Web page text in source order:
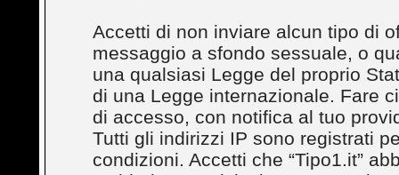
Accetti di non inviare alcun tipo di
messaggio a sfondo sessuale, o
una qualsiasi Legge del proprio
di una Legge internazionale. Fare
di accesso, con notifica al tuo
Tutti gli indirizzi IP sono registrati
condizioni. Accetti che “Tipo1.it”